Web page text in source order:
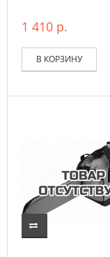
1 410 р.
В КОРЗИНУ